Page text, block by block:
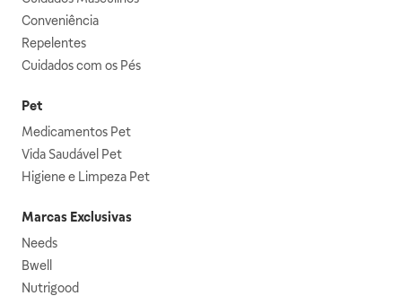
Conveniência
Repelentes
Cuidados com os Pés
Pet
Medicamentos Pet
Vida Saudável Pet
Higiene e Limpeza Pet
Marcas Exclusivas
Needs
Bwell
Nutrigood